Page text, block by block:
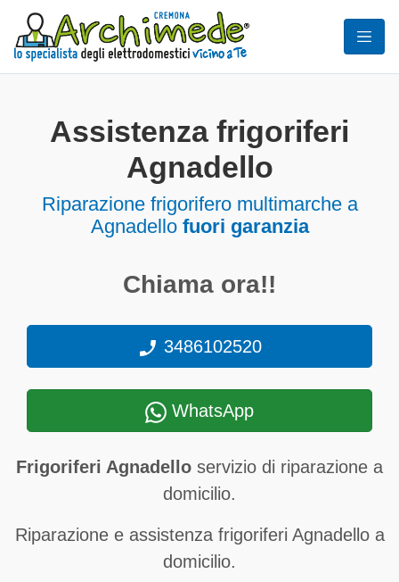
Assistenza frigoriferi
Agnadello
Riparazione frigorifero multimarche a
Agnadello fuori garanzia
Chiama ora!!
3486102520
WhatsApp
Frigoriferi Agnadello servizio di riparazione a
domicilio.
Riparazione e assistenza frigoriferi Agnadello a
domicilio.